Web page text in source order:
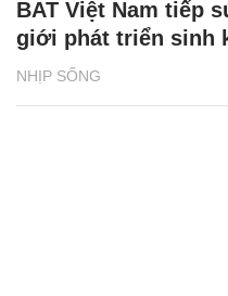
NHỊP SỐNG
BAT Việt Nam tiếp
giới phát triển sinh